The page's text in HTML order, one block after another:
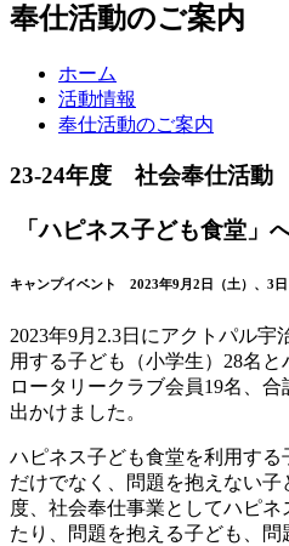
奉仕活動のご案内
ホーム
活動情報
奉仕活動のご案内
23-24年度 社会奉仕活動
「ハピネス子ども食堂」
キャンプイベント 2023年9月2日（土）、3日
2023年9月2.3日にアクトパル宇
用する子ども（小学生）28名
ロータリークラブ会員19名、
出かけました。
ハピネス子ども食堂を利用す
だけでなく、問題を抱えない
度、社会奉仕事業としてハピ
たり、問題を抱える子ども、